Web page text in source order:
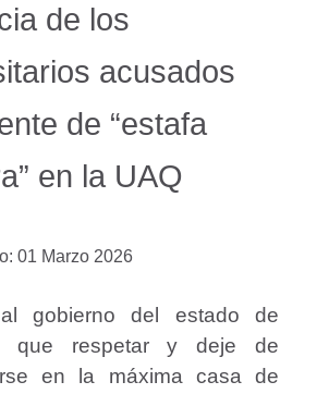
de los
acusados
de “estafa
en la UAQ
01 Marzo 2026
gobierno del estado de
que respetar y deje de
en la máxima casa de